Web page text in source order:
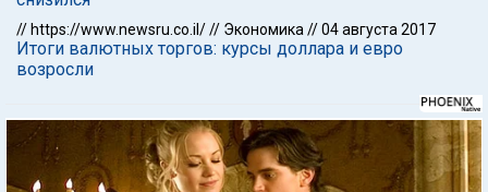
// https://www.newsru.co.il/// Экономика //04 августа 2017
Итоги валютных торгов: курсы доллара и евро
возросли